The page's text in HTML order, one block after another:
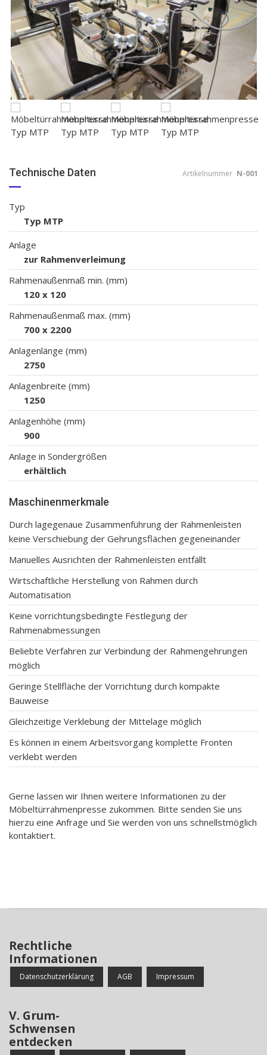
Technische Daten
Typ
Typ MTP
Artikelnummer N-001
Anlage
zur Rahmenverleimung
Rahmenaußenmaß min. (mm)
120 x 120
Rahmenaußenmaß max. (mm)
700 x 2200
Anlagenlänge (mm)
2750
Anlagenbreite (mm)
1250
Anlagenhöhe (mm)
900
Anlage in Sondergrößen
erhältlich
Maschinenmerkmale
Durch lagegenaue Zusammenführung der Rahmenleisten
keine Verschiebung der Gehrungsflächen gegeneinander
Manuelles Ausrichten der Rahmenleisten entfällt
Wirtschaftliche Herstellung von Rahmen durch
Automatisation
Keine vorrichtungsbedingte Festlegung der
Rahmenabmessungen
Beliebte Verfahren zur Verbindung der Rahmengehrungen
möglich
Geringe Stellfläche der Vorrichtung durch kompakte
Bauweise
Gleichzeitige Verklebung der Mittelage möglich
Es können in einem Arbeitsvorgang komplette Fronten
verklebt werden
Gerne lassen wir Ihnen weitere Informationen zu der
Möbeltürrahmenpresse zukommen. Bitte senden Sie uns
hierzu eine Anfrage und Sie werden von uns schnellstmöglich
kontaktiert.
Rechtliche
Informationen
Datenschutzerklärung AGB Impressum
V. Grum-
Schwensen
entdecken